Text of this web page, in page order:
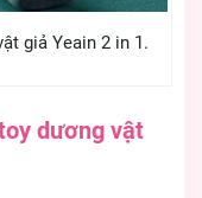
giả Yeain 2 in 1.
dương vật